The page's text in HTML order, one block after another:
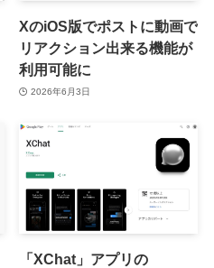
XのiOS版でポストに動画で
リアクション出来る機能が
利用可能に
2026年6月3日
「XChat」アプリの